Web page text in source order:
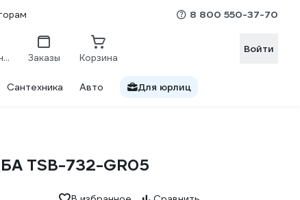
8 800 550-37-70
Сравнение Заказы Корзина
Войти
Сантехника Авто Для юрлиц
TSB-732-GR05